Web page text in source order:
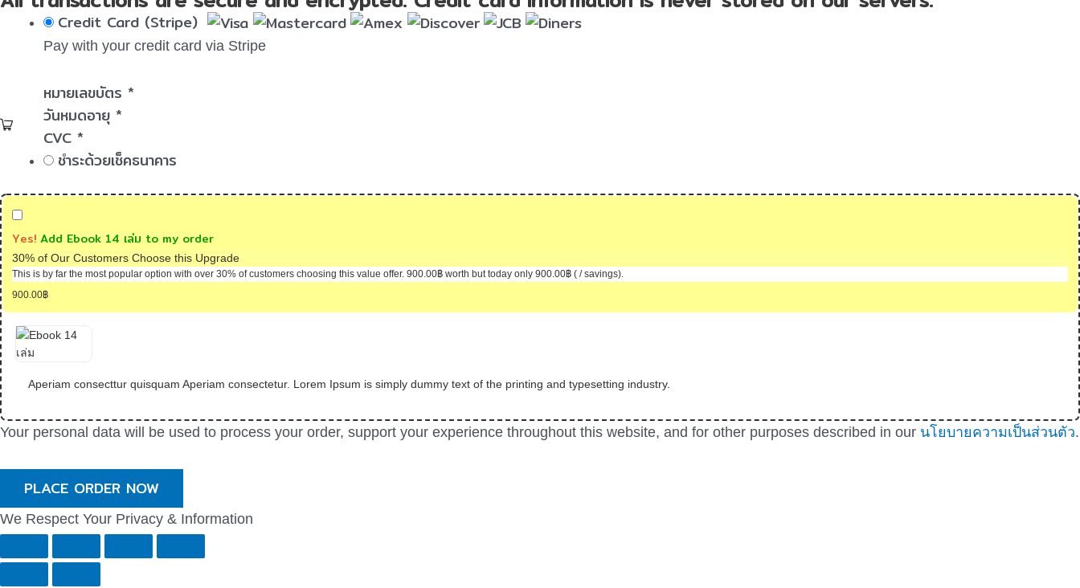
Credit Card (Stripe)
Pay with your credit card via Stripe
หมายเลขบัตร *
วันหมดอายุ *
CVC *
ชำระด้วยเช็คธนาคาร
Yes! Add Ebook 14 เล่ม to my order
30% of Our Customers Choose this Upgrade
This is by far the most popular option with over 30% of customers choosing this value offer. 900.00฿ worth but today only 900.00฿ ( / savings).
900.00฿
Aperiam consecttur quisquam Aperiam consectetur. Lorem Ipsum is simply dummy text of the printing and typesetting industry.
Your personal data will be used to process your order, support your experience throughout this website, and for other purposes described in our นโยบายความเป็นส่วนตัว.
PLACE ORDER NOW
We Respect Your Privacy & Information